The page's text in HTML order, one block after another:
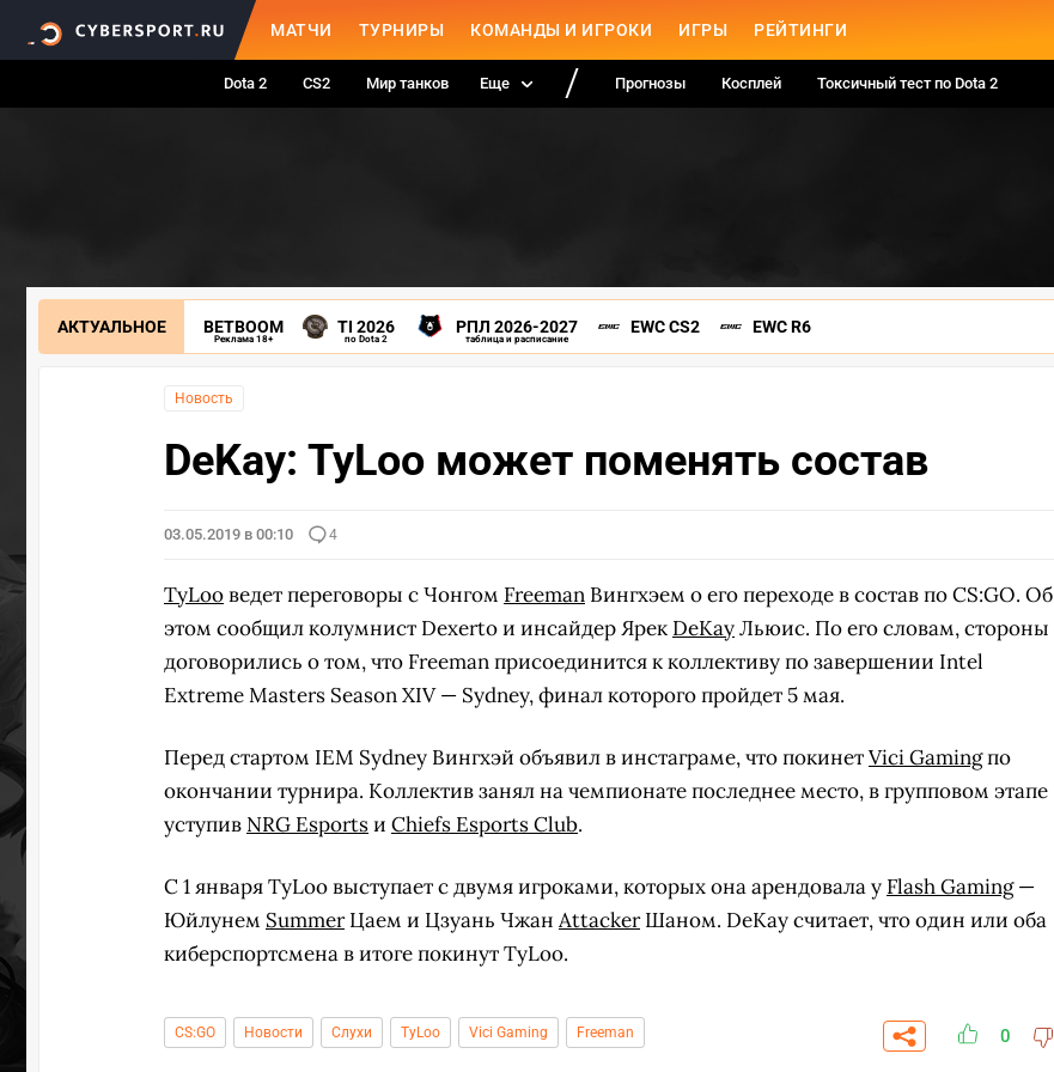
МАТЧИ ТУРНИРЫ КОМАНДЫ И ИГРОКИ ИГРЫ РЕЙТИНГИ
Dota 2 CS2 Мир танков Еще Прогнозы Косплей Токсичный тест по Dota 2
АКТУАЛЬНОЕ BETBOOM
Реклама 18+
TI 2026
по Dota 2
РПЛ 2026-2027
таблица и расписание
EWC CS2 EWC R6
Новость
DeKay: TyLoo может поменять состав
03.05.2019 в 00:10 4
TyLooведет переговоры с Чонгом Freeman Вингхэем о его переходе в состав по CS:GO. Об
этом сообщил колумнист Dexerto и инсайдер Ярек DeKayЛьюис. По его словам, стороны
договорились о том, что Freeman присоединится к коллективу по завершении Intel
Extreme Masters Season XIV — Sydney, финал которого пройдет 5 мая.
Перед стартом IEM Sydney Вингхэй объявил в инстаграме, что покинетVici Gamingпо
окончании турнира. Коллектив занял на чемпионате последнее место, в групповом этапе
уступив NRG Esportsи Chiefs Esports Club.
С 1 января TyLoo выступает с двумя игроками, которых она арендовала у Flash Gaming—
Юйлунем SummerЦаем и Цзуань Чжан AttackerШаном. DeKay считает, что один или оба
киберспортсмена в итоге покинут TyLoo.
CS:GO Новости Слухи TyLoo Vici Gaming Freeman 0